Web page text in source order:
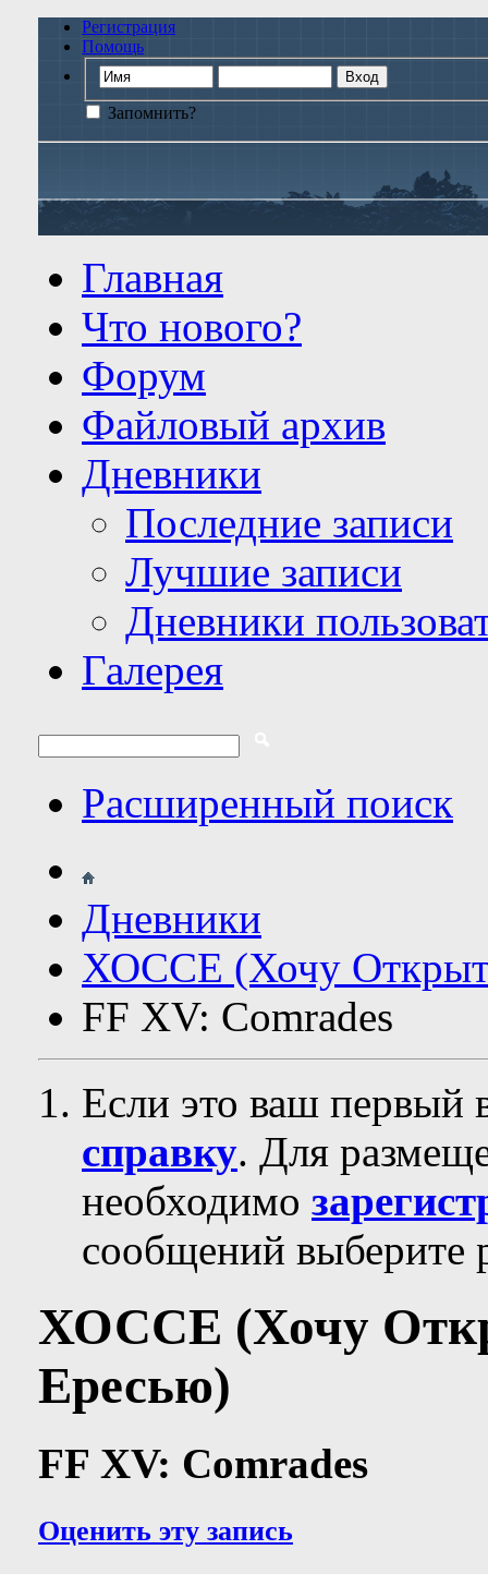
Регистрация
Помощь
Запомнить?
Главная
Что нового?
Форум
Файловый архив
Дневники
Последние записи
Лучшие записи
Дневники
Галерея
Расширенный поиск
Дневники
ХОССЕ (Хочу
FF XV: Comrades
Если это ваш первый
справку. Для
необходимо
сообщений выберите
ХОССЕ (Хочу
Ересью)
FF XV: Comrades
Оценить эту запись